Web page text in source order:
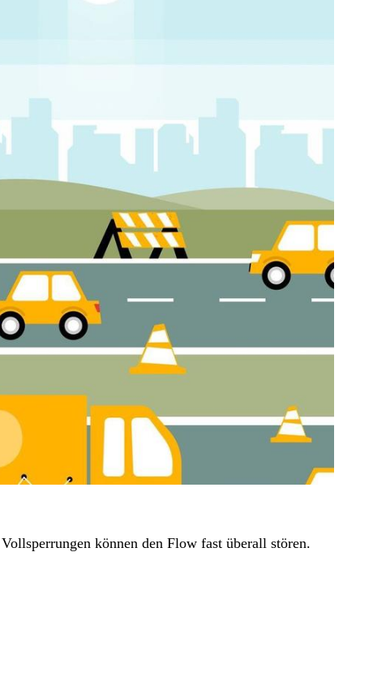
können den Flow fast überall stören.